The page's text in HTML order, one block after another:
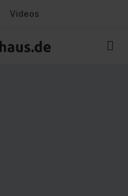
Videos